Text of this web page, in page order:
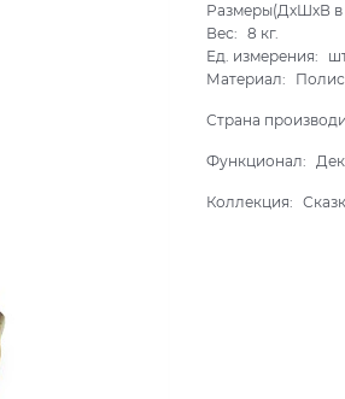
Размеры(ДхШхВ в
Вес:
8 кг.
Ед. измерения:
Материал:
Страна
Функционал:
Коллекция: